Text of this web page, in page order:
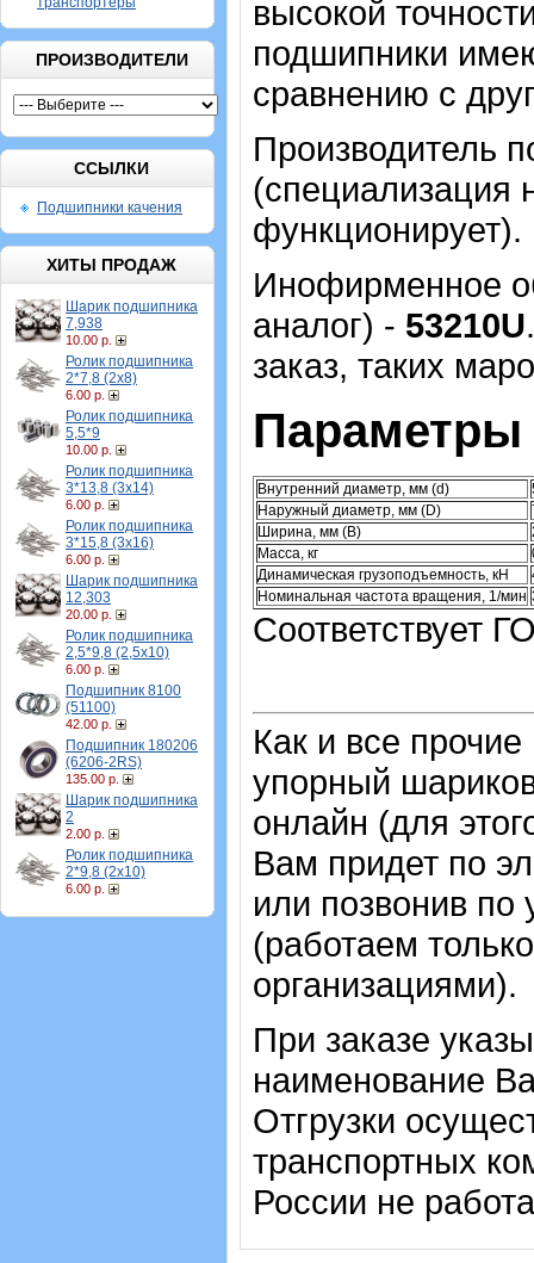
ПРОИЗВОДИТЕЛИ
ССЫЛКИ
Подшипники качения
ХИТЫ ПРОДАЖ
Шарик подшипника
7,938
10.00 р.
Ролик подшипника
2*7,8 (2х8)
6.00 р.
Ролик подшипника
5,5*9
10.00 р.
Ролик подшипника
3*13,8 (3х14)
6.00 р.
Ролик подшипника
3*15,8 (3х16)
6.00 р.
Шарик подшипника
12,303
20.00 р.
Ролик подшипника
2,5*9,8 (2,5х10)
6.00 р.
Подшипник 8100
(51100)
42.00 р.
Подшипник 180206
(6206-2RS)
135.00 р.
Шарик подшипника
2
2.00 р.
Ролик подшипника
2*9,8 (2х10)
6.00 р.
высокой
подшипники
сравнению с
Производитель
(специализация
функционирует).
Инофирменное
аналог) - 53210U
заказ, таких
Параметры
Внутренний диаметр, мм (d)
Наружный диаметр, мм (D)
Ширина, мм (B)
Масса, кг
Динамическая грузоподъемность, кН
Номинальная частота вращения, 1/мин
Соответствует
Как и все
упорный
онлайн (для
Вам придет по
или позвонив
(работаем
организациями).
При заказе
наименование
Отгрузки
транспортных
России не